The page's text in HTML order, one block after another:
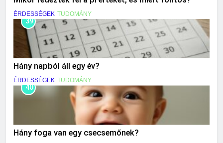
ÉRDESSÉGEK TUDOMÁNY
39
Hány napból áll egy év?
ÉRDESSÉGEK TUDOMÁNY
40
Hány foga van egy csecsemőnek?